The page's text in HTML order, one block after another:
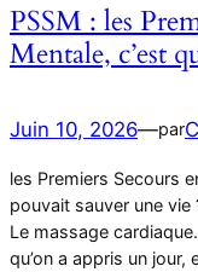
PSSM : les
Mentale, c’est
Juin 10, 2026—par
les Premiers Secours
pouvait sauver une
Le massage
qu’on a appris un jour,